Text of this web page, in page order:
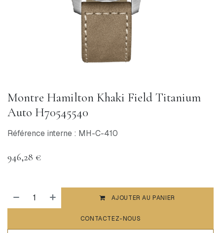
Montre Hamilton Khaki Field Titanium
Auto H70545540
Référence interne : MH-C-410
946,28 €
AJOUTER AU PANIER
CONTACTEZ-NOUS